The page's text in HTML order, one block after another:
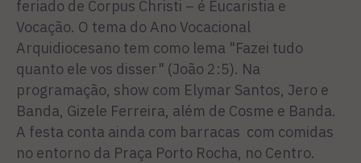
feriado de Corpus Christi – é Eucaristia e
Vocação. O tema do Ano Vocacional
Arquidiocesano tem como lema "Fazei tudo
quanto ele vos disser" (João 2:5). Na
programação, show com Elymar Santos, Jero e
Banda, Gizele Ferreira, além de Cosme e Banda.
A festa conta ainda com barracas com comidas
no entorno da Praça Porto Rocha, no Centro.